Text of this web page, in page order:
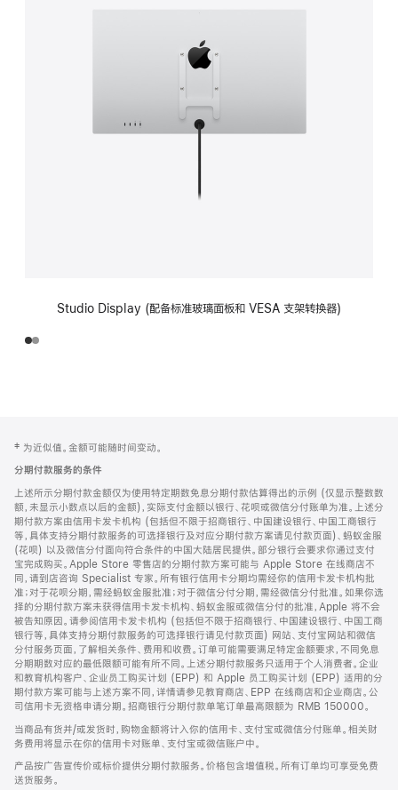
Studio Display (配备标准玻璃面板和 VESA 支架转换器)
页
页
脚
注
‡ 为近似值。金额可能随时间变动。
分期付款服务的条件
上述所示分期付款金额仅为使用特定期数免息分期付款估算得出的示例 (仅显示整数数
额，未显示小数点以后的金额)，实际支付金额以银行、花呗或微信分付账单为准。上述分
期付款方案由信用卡发卡机构 (包括但不限于招商银行、中国建设银行、中国工商银行
等，具体支持分期付款服务的可选择银行及对应分期付款方案请见付款页面)、蚂蚁金服
(花呗) 以及微信分付面向符合条件的中国大陆居民提供。部分银行会要求你通过支付
宝完成购买。Apple Store 零售店的分期付款方案可能与 Apple Store 在线商店不
同，请到店咨询 Specialist 专家。所有银行信用卡分期均需经你的信用卡发卡机构批
准；对于花呗分期，需经蚂蚁金服批准；对于微信分付分期，需经微信分付批准。如果你选
择的分期付款方案未获得信用卡发卡机构、蚂蚁金服或微信分付的批准，Apple 将不会
被告知原因。请参阅信用卡发卡机构 (包括但不限于招商银行、中国建设银行、中国工商
银行等，具体支持分期付款服务的可选择银行请见付款页面) 网站、支付宝网站和微信
分付服务页面，了解相关条件、费用和收费。订单可能需要满足特定金额要求，不同免息
分期期数对应的最低限额可能有所不同。上述分期付款服务只适用于个人消费者。企业
和教育机构客户、企业员工购买计划 (EPP) 和 Apple 员工购买计划 (EPP) 适用的分
期付款方案可能与上述方案不同，详情请参见教育商店、EPP 在线商店和企业商店。公
司信用卡无资格申请分期。招商银行分期付款单笔订单最高限额为 RMB 150000。
当商品有货并/或发货时，购物金额将计入你的信用卡、支付宝或微信分付账单。相关财
务费用将显示在你的信用卡对账单、支付宝或微信账户中。
产品按广告宣传价或标价提供分期付款服务。价格包含增值税。所有订单均可享受免费
送货服务。